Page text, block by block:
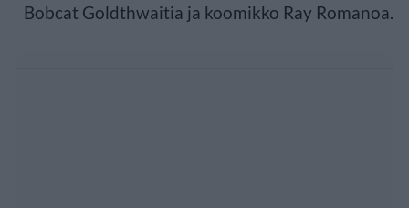
Bobcat Goldthwaitia ja koomikko Ray Romanoa.